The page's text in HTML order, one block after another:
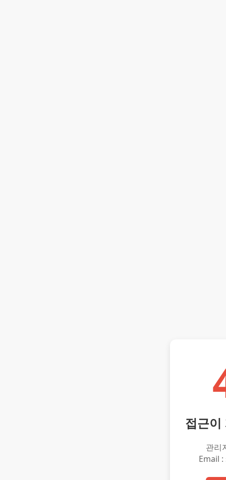
접근이
관리
Email